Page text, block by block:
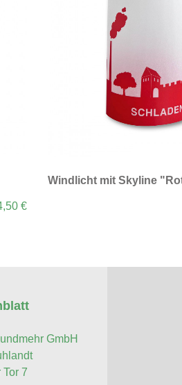
€
Windlicht mit Skyline
GmbH
7